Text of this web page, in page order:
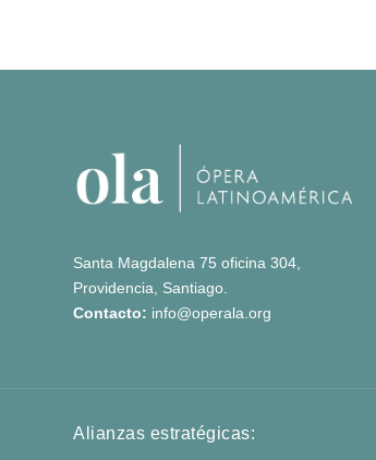
Santa Magdalena 75 oficina 304,
Providencia, Santiago.
Contacto: info@operala.org
Alianzas estratégicas: